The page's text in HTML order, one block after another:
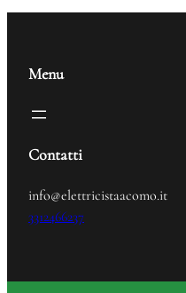
Menu
Contatti
info@elettricistaacomo.it
3312466237